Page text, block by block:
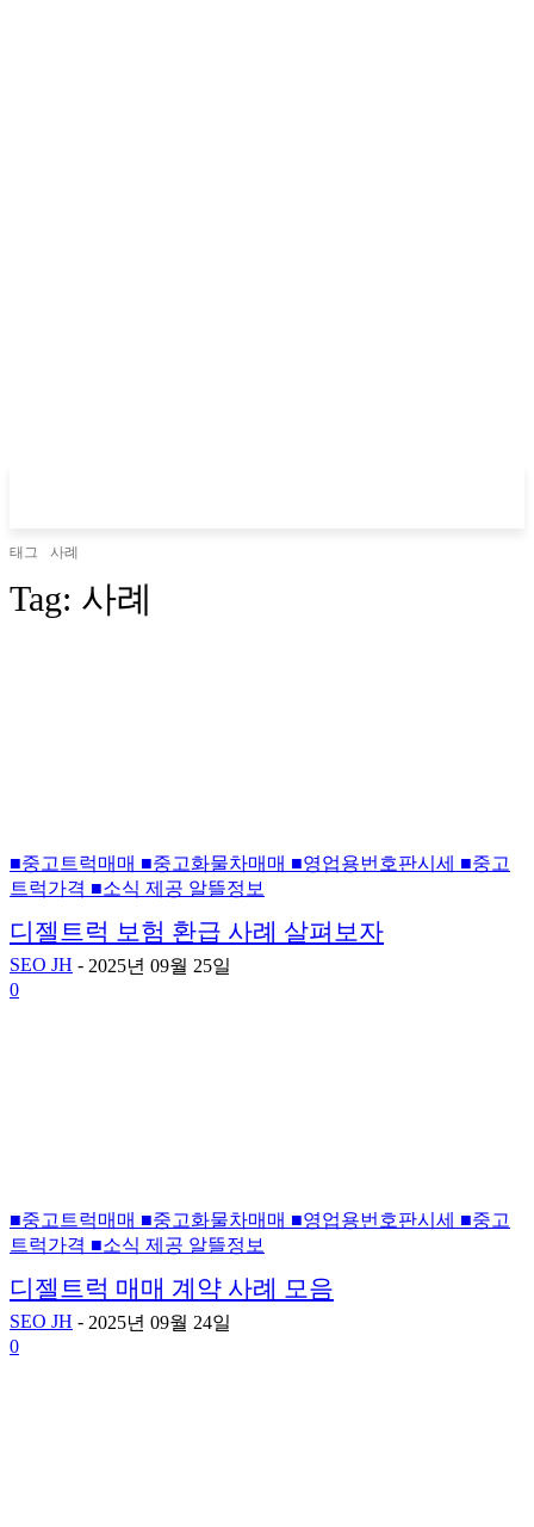
태그 사례
Tag: 사례
■중고트럭매매 ■중고화물차매매 ■영업용번호판시세 ■중고
트럭가격 ■소식 제공 알뜰정보
디젤트럭 보험 환급 사례 살펴보자
SEO JH - 2025년 09월 25일
0
■중고트럭매매 ■중고화물차매매 ■영업용번호판시세 ■중고
트럭가격 ■소식 제공 알뜰정보
디젤트럭 매매 계약 사례 모음
SEO JH - 2025년 09월 24일
0